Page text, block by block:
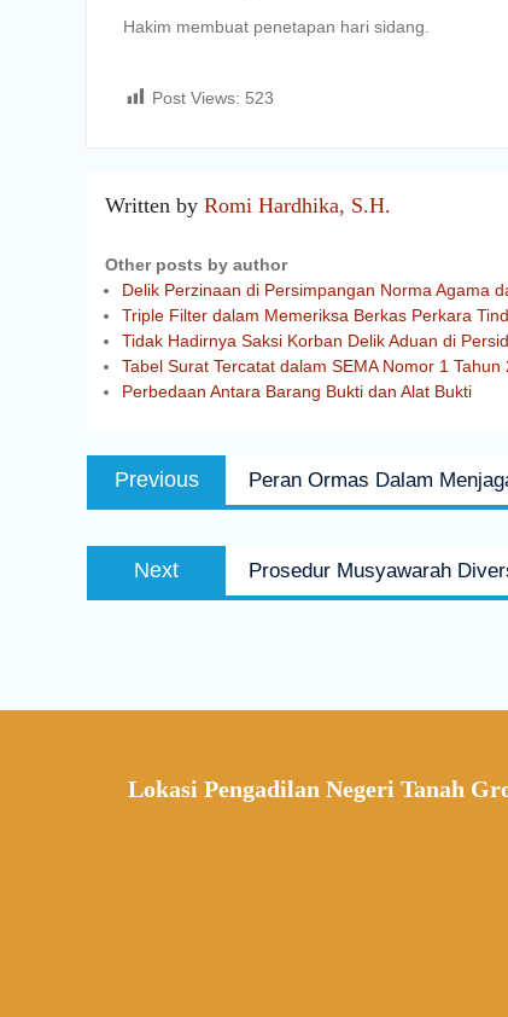
Hakim membuat penetapan hari sidang.
Post Views: 523
Written by Romi Hardhika, S.H.
Other posts by author
Delik Perzinaan di Persimpangan Norma Agama
Triple Filter dalam Memeriksa Berkas Perkara
Tidak Hadirnya Saksi Korban Delik Aduan di
Tabel Surat Tercatat dalam SEMA Nomor 1
Perbedaan Antara Barang Bukti dan Alat Bukti
Previous Peran Ormas Dalam
Next Prosedur Musyawarah
Lokasi Pengadilan Negeri Tanah